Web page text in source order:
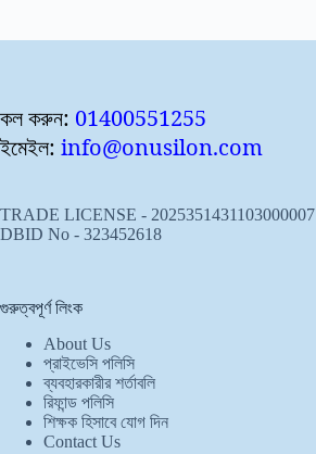
কল করুন: 01400551255
ইমেইল: info@onusilon.com
TRADE LICENSE - 2025351431103000007
DBID No - 323452618
গুরুত্বপূর্ণ লিংক
About Us
প্রাইভেসি পলিসি
ব্যবহারকারীর শর্তাবলি
রিফান্ড পলিসি
শিক্ষক হিসাবে যোগ দিন
Contact Us